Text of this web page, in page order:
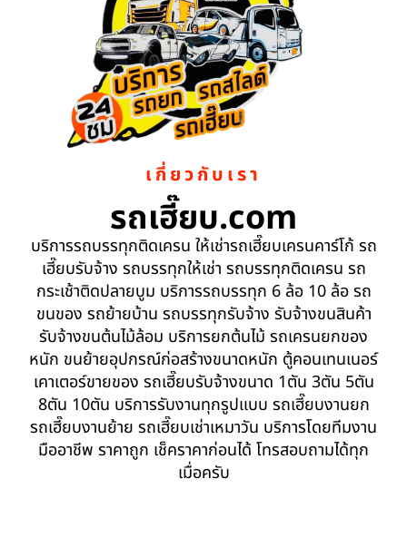
เกี่ยวกับเรา
รถเฮี๊ยบ.com
บริการรถบรรทุกติดเครน ให้เช่ารถเฮี๊ยบเครนคาร์โก้ รถ
เฮี๊ยบรับจ้าง รถบรรทุกให้เช่า รถบรรทุกติดเครน รถ
กระเช้าติดปลายบูม บริการรถบรรทุก 6 ล้อ 10 ล้อ รถ
ขนของ รถย้ายบ้าน รถบรรทุกรับจ้าง รับจ้างขนสินค้า
รับจ้างขนต้นไม้ล้อม บริการยกต้นไม้ รถเครนยกของ
หนัก ขนย้ายอุปกรณ์ก่อสร้างขนาดหนัก ตู้คอนเทนเนอร์
เคาเตอร์ขายของ รถเฮี๊ยบรับจ้างขนาด 1ตัน 3ตัน 5ตัน
8ตัน 10ตัน บริการรับงานทุกรูปแบบ รถเฮี๊ยบงานยก
รถเฮี๊ยบงานย้าย รถเฮี๊ยบเช่าเหมาวัน บริการโดยทีมงาน
มืออาชีพ ราคาถูก เช็คราคาก่อนได้ โทรสอบถามได้ทุก
เมื่อครับ